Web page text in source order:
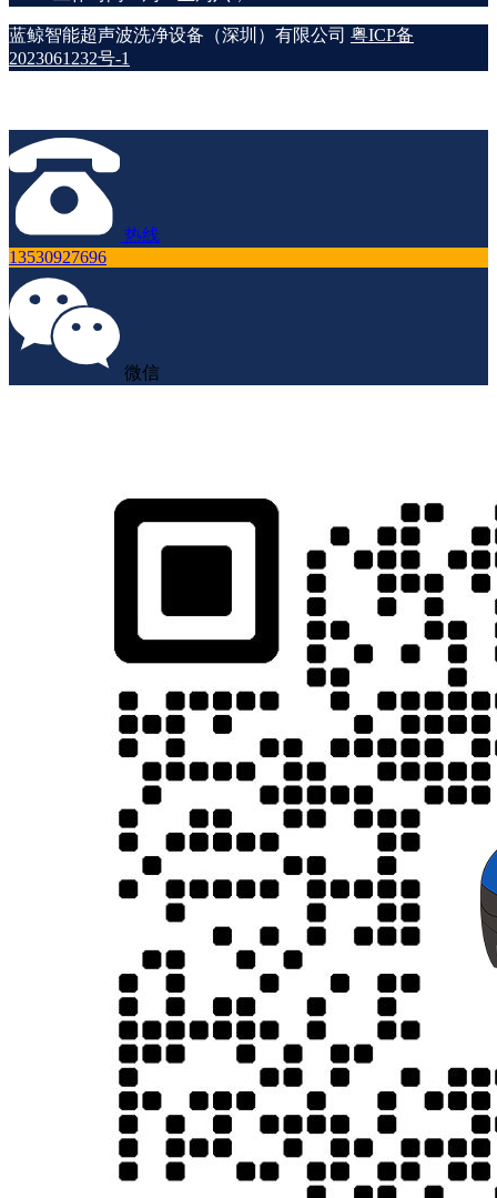
蓝鲸智能超声波洗净设备（深圳）有限公司 粤ICP备
2023061232号-1
热线
13530927696
微信